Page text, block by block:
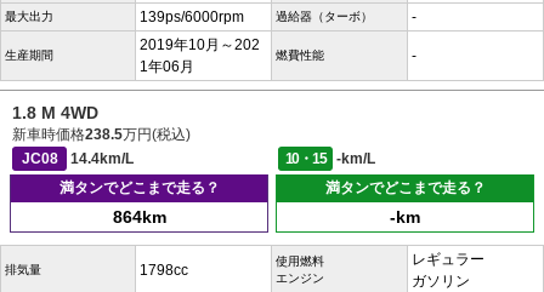
最大出力 139ps/6000rpm 過給器（ターボ） -
生産期間
2019年10月～202
1年06月
燃費性能 -
1.8 M 4WD
新車時価格238.5万円(税込)
JC08
14.4km/L 10・15
-km/L
満タンでどこまで走る？
864km
満タンでどこまで走る？
-km
排気量 1798cc
使用燃料
エンジン
レギュラー
ガソリン